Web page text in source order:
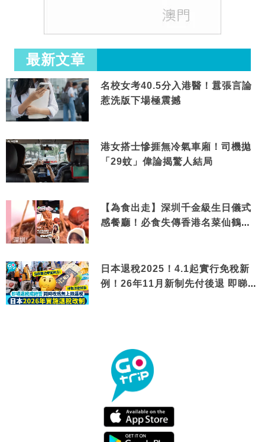
最新文章
名校女考40.5分入港醫！囂張言論
惹洗版下場極震撼
港女搭士慘捱無冷氣車廂！司機拋
「29蚊」偉論揭驚人結局
【為食出走】深圳千金級生日儀式
感餐廳！必食失傳香港名菜仙鶴神
日本退稅2025！4.1起實行免稅新
例！26年11月新制先付後退 即睇步